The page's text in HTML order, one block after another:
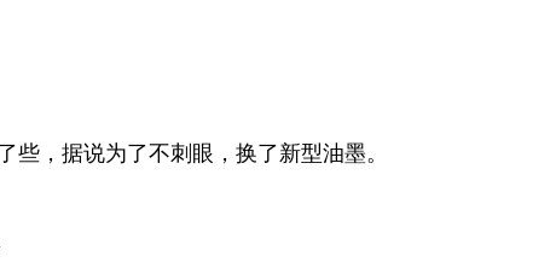
些，据说为了不刺眼，换了新型油墨。